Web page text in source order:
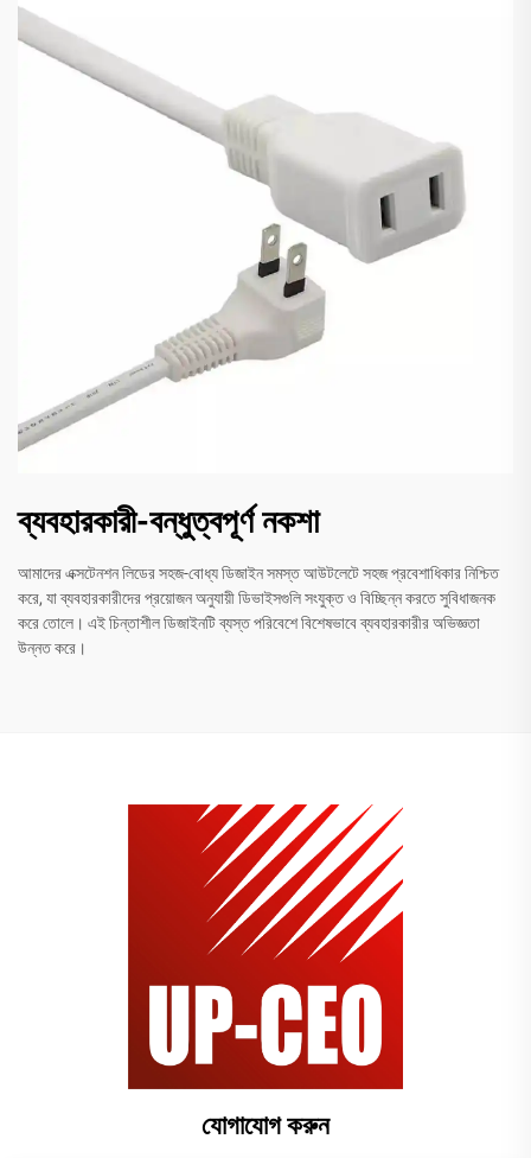
ব্যবহারকারী-বন্ধুত্বপূর্ণ নকশা
আমাদের এক্সটেনশন লিডের সহজ-বোধ্য ডিজাইন সমস্ত আউটলেটে সহজ প্রবেশাধিকার নিশ্চিত
করে, যা ব্যবহারকারীদের প্রয়োজন অনুযায়ী ডিভাইসগুলি সংযুক্ত ও বিচ্ছিন্ন করতে সুবিধাজনক
করে তোলে। এই চিন্তাশীল ডিজাইনটি ব্যস্ত পরিবেশে বিশেষভাবে ব্যবহারকারীর অভিজ্ঞতা
উন্নত করে।
যোগাযোগ করুন